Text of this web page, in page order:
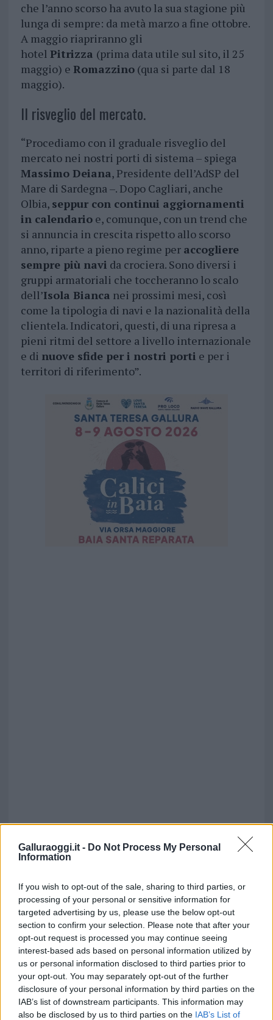
Galluraoggi.it - Do Not Process My Personal
Information
If you wish to opt-out of the sale, sharing to third parties, or
processing of your personal or sensitive information for
targeted advertising by us, please use the below opt-out
section to confirm your selection. Please note that after your
opt-out request is processed you may continue seeing
interest-based ads based on personal information utilized by
us or personal information disclosed to third parties prior to
your opt-out. You may separately opt-out of the further
disclosure of your personal information by third parties on the
IAB’s list of downstream participants. This information may
also be disclosed by us to third parties on the IAB’s List of
che l’anno scorso ha avuto la sua stagione più
lunga di sempre: da metà marzo a fine ottobre.
A maggio riapriranno gli
hotel Pitrizza (prima data utile sul sito, il 25
maggio) e Romazzino(qua si parte dal 18
maggio).
Il risveglio del mercato.
“Procediamo con il graduale risveglio del
mercato nei nostri porti di sistema – spiega
Massimo Deiana, Presidente dell’AdSP del
Mare di Sardegna –. Dopo Cagliari, anche
Olbia, seppur con continui aggiornamenti
in calendarioe, comunque, con un trend che
si annuncia in crescita rispetto allo scorso
anno, riparte a pieno regime per accogliere
sempre più navi da crociera. Sono diversi i
gruppi armatoriali che toccheranno lo scalo
dell’Isola Bianca nei prossimi mesi, così
come la tipologia di navi e la nazionalità della
clientela. Indicatori, questi, di una ripresa a
pieni ritmi del settore a livello internazionale
e di nuove sfide per i nostri porti e per i
territori di riferimento”.